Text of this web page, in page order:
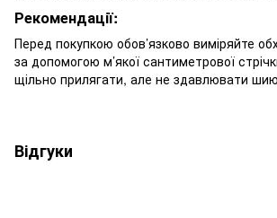
Рекомендації:
Перед покупкою обов’язково виміряйте
за допомогою м’якої сантиметрової
щільно прилягати, але не здавлювати
Відгуки